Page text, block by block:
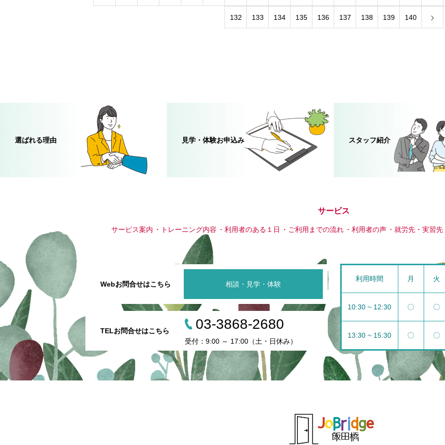
132 133 134 135 136 137 138 139 140
選ばれる理由 見学・体験お申込み スタッフ紹介
サービス
サービス案内 トレーニング内容 利用者のある１日 ご利用までの流れ 利用者の声 就労先・実習先
Webお問合せはこちら 相談・見学・体験
TELお問合せはこちら 03-3868-2680
受付：9:00 ～ 17:00（土・日休み）
利用時間 月 火
10:30 ~ 12:30 〇 〇
13:30 ~ 15:30 〇 〇